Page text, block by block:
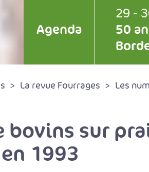
Agenda
29 -
50
La revue Fourrages Les
sur
1993